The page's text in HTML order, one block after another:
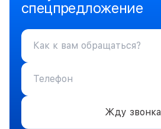
спецпредложение
Жду звонка